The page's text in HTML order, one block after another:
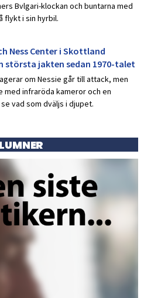
Bvlgari-klockan och buntarna med
flykt i sin hyrbil.
Ness Center i Skottland
största jakten sedan 1970-talet
om Nessie går till attack, men
med infraröda kameror och en
vad som dväljs i djupet.